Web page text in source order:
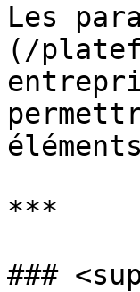
Les
(/
***
###